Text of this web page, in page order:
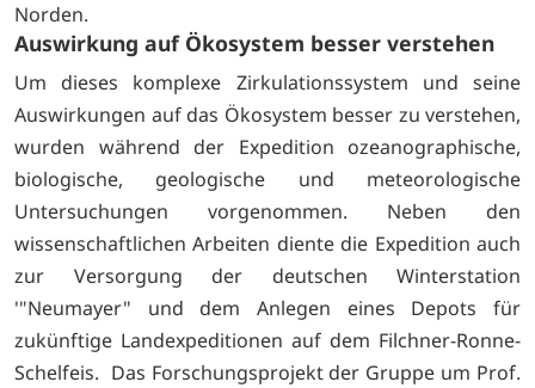
Norden.
Auswirkung auf Ökosystem besser verstehen
Um dieses komplexe Zirkulationssystem und seine
Auswirkungen auf das Ökosystem besser zu verstehen,
wurden während der Expedition ozeanographische,
biologische, geologische und meteorologische
Untersuchungen vorgenommen. Neben den
wissenschaftlichen Arbeiten diente die Expedition auch
zur Versorgung der deutschen Winterstation
'"Neumayer" und dem Anlegen eines Depots für
zukünftige Landexpeditionen auf dem Filchner-Ronne-
Schelfeis. Das Forschungsprojekt der Gruppe um Prof.